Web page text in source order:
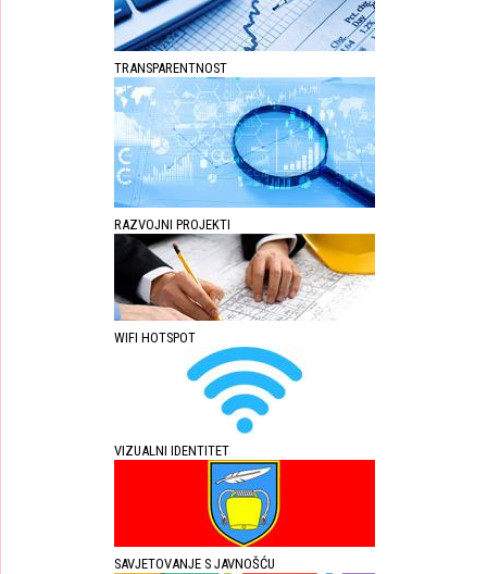
TRANSPARENTNOST
RAZVOJNI PROJEKTI
WIFI HOTSPOT
VIZUALNI IDENTITET
SAVJETOVANJE S JAVNOŠĆU